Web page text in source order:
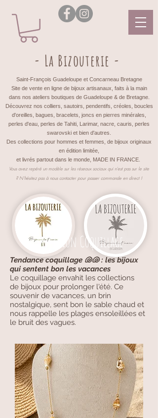
- La Bizouterie -
Saint-François Guadeloupe et Concarneau Bretagne
Site de vente en ligne de bijoux artisanaux, faits à la main
dans nos ateliers boutiques de Guadeloupe & de Bretagne.
Découvrez nos colliers, sautoirs, pendentifs, créoles, boucles
d'oreilles, bagues, bracelets, joncs en pierres minérales,
perles d'eau, perles de Tahiti, Larimar, nacre, cauris, perles
swarovski et bien d'autres.
Des collections pour hommes et femmes, de bijoux originaux
en édition limitée,
et livrés partout dans le monde, MADE IN FRANCE.
Vous avez repéré un modèle sur les réseaux sociaux qui n'est pas sur le site
? N'hésitez pas à nous contacter pour passer commande en direct !
Collection Coquillage
Tendance coquillage 🐚🐚 : les bijoux
qui sentent bon les vacances
Le coquillage envahit les collections
de bijoux pour prolonger l'été. Ce
souvenir de vacances, un brin
nostalgique, sent bon le sable chaud et
nous rappelle les plages ensoleillées et
le bruit des vagues.